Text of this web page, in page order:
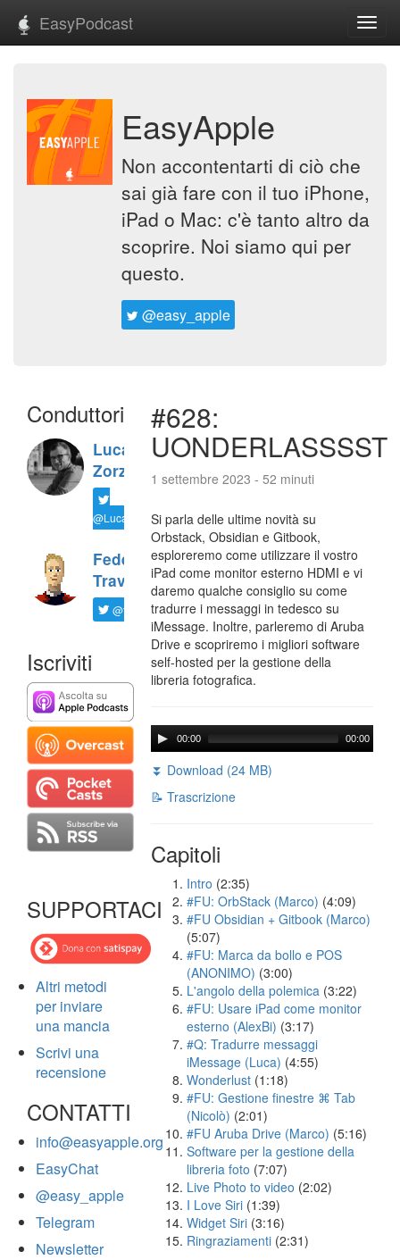
EasyPodcast
EasyApple
Non accontentarti di ciò che
sai già fare con il tuo iPhone,
iPad o Mac: c'è tanto altro da
scoprire. Noi siamo qui per
questo.
@easy_apple
Conduttori
Luca
Zorzi
@LucaTNT
Federico
Travaini
@ftrava
Iscriviti
SUPPORTACI
Altri metodi
per inviare
una mancia
Scrivi una
recensione
CONTATTI
info@easyapple.org
EasyChat
@easy_apple
Telegram
Newsletter
#628:
UONDERLASSSST
1 settembre 2023 - 52 minuti
Si parla delle ultime novità su
Orbstack, Obsidian e Gitbook,
esploreremo come utilizzare il vostro
iPad come monitor esterno HDMI e vi
daremo qualche consiglio su come
tradurre i messaggi in tedesco su
iMessage. Inoltre, parleremo di Aruba
Drive e scopriremo i migliori software
self-hosted per la gestione della
libreria fotografica.
00:00 00:00
⏬ Download (24 MB)
📝 Trascrizione
Capitoli
Intro (2:35)
#FU: OrbStack (Marco) (4:09)
#FU Obsidian + Gitbook (Marco)
(5:07)
#FU: Marca da bollo e POS
(ANONIMO) (3:00)
L'angolo della polemica (3:22)
#FU: Usare iPad come monitor
esterno (AlexBi) (3:17)
#Q: Tradurre messaggi
iMessage (Luca) (4:55)
Wonderlust (1:18)
#FU: Gestione finestre ⌘ Tab
(Nicolò) (2:01)
#FU Aruba Drive (Marco) (5:16)
Software per la gestione della
libreria foto (7:07)
Live Photo to video (2:02)
I Love Siri (1:39)
Widget Siri (3:16)
Ringraziamenti (2:31)